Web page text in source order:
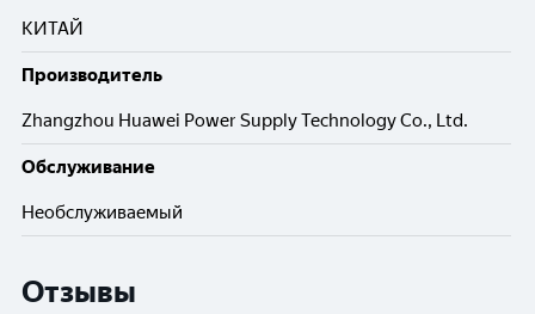
КИТАЙ
Производитель
Zhangzhou Huawei Power Supply Technology Co., Ltd.
Обслуживание
Необслуживаемый
Отзывы